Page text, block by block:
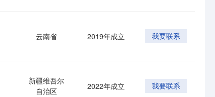
云南省 2019年成立 我要联系
新疆维吾尔
自治区
2022年成立 我要联系